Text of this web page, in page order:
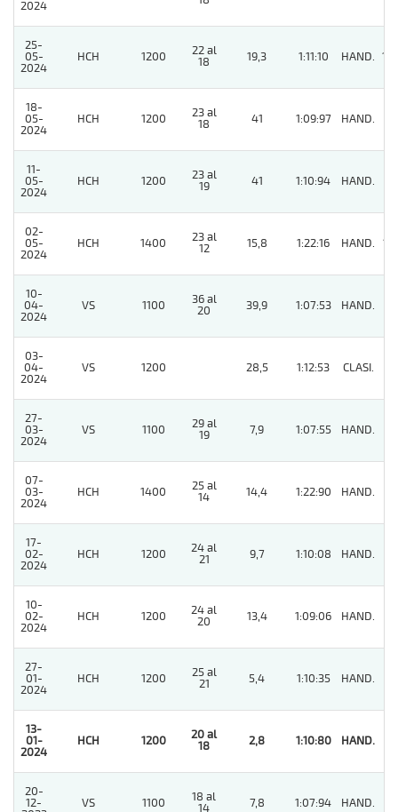
2024
25-
05-
2024
HCH 1200
22 al
18
19,3 1:11:10 HAND. 10
18-
05-
2024
HCH 1200
23 al
18
41 1:09:97 HAND.
11-
05-
2024
HCH 1200
23 al
19
41 1:10:94 HAND.
02-
05-
2024
HCH 1400
23 al
12
15,8 1:22:16 HAND. 16
10-
04-
2024
VS 1100
36 al
20
39,9 1:07:53 HAND.
03-
04-
2024
VS 1200 28,5 1:12:53 CLASI.
27-
03-
2024
VS 1100
29 al
19
7,9 1:07:55 HAND.
07-
03-
2024
HCH 1400
25 al
14
14,4 1:22:90 HAND.
17-
02-
2024
HCH 1200
24 al
21
9,7 1:10:08 HAND.
10-
02-
2024
HCH 1200
24 al
20
13,4 1:09:06 HAND.
27-
01-
2024
HCH 1200
25 al
21
5,4 1:10:35 HAND.
13-
01-
2024
HCH 1200
20 al
18
2,8 1:10:80 HAND.
20-
12-
VS 1100
18 al
14
7,8 1:07:94 HAND.